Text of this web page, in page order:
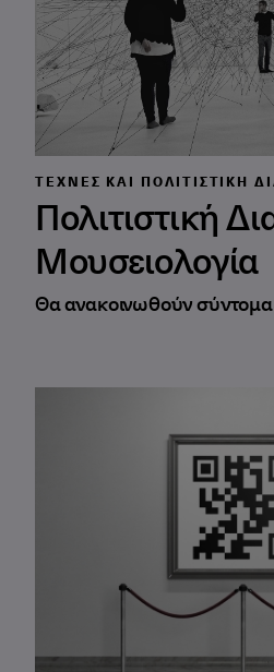
ΤΈΧΝΕΣ ΚΑΙ ΠΟΛΙΤΙΣΤΙΚΉ
Πολιτιστική
Μουσειολογία
Θα ανακοινωθούν σύντομα